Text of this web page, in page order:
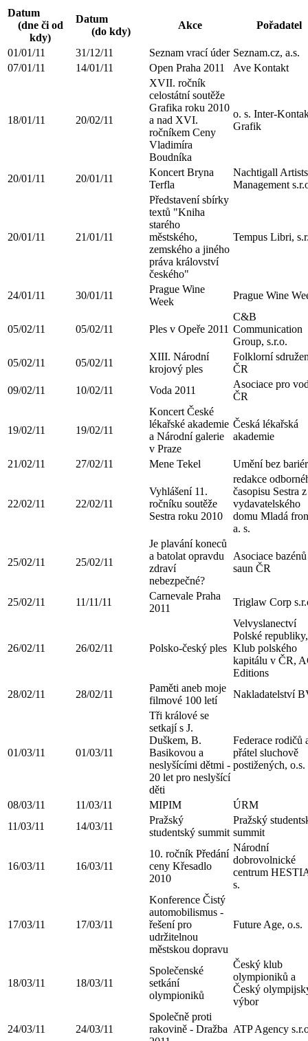
Datum
(dne či od
kdy)
Datum
(do kdy)
Akce Pořadatel
01/01/11 31/12/11 Seznam vrací úder Seznam.cz, a.s.
07/01/11
14/01/11 Open Praha 2011 Ave Kontakt
18/01/11 20/02/11
XVII. ročník
celostátní soutěže
Grafika roku 2010
a nad XVI.
ročníkem Ceny
Vladimíra
Boudníka
o. s. Inter-
Grafik
20/01/11 20/01/11
Koncert Bryna
Terfla
Nachtigall Artists
Management
20/01/11 21/01/11
Představení sbírky
textů "Kniha
starého
městského,
zemského a jiného
práva království
českého"
Tempus Libri,
24/01/11 30/01/11
Prague Wine
Week
Prague Wine
05/02/11 05/02/11 Ples v Opeře 2011
C&B
Communication
Group, s.r.o.
05/02/11
05/02/11
XIII. Národní
krojový ples
Folklorní
ČR
09/02/11
10/02/11 Voda 2011
Asociace pro
ČR
19/02/11 19/02/11
Koncert České
lékařské akademie
a Národní galerie
v Praze
Česká lékařská
akademie
21/02/11 27/02/11 Mene Tekel Umění bez bariér
22/02/11 22/02/11
Vyhlášení 11.
ročníku soutěže
Sestra roku 2010
redakce
časopisu Sestra z
vydavatelského
domu Mladá
a. s.
25/02/11 25/02/11
Je plavání koneců
a batolat opravdu
zdraví
nebezpečné?
Asociace
saun ČR
25/02/11 11/11/11
Carnevale Praha
2011
Triglaw Corp
26/02/11 26/02/11 Polsko-český ples
Velvyslanectví
Polské republiky,
Klub polského
kapitálu v ČR,
Editions
28/02/11
28/02/11
Paměti aneb moje
filmové 100 letí
Nakladatelství
01/03/11 01/03/11
Tři králové se
setkají s J.
Duškem, B.
Basikovou a
neslyšícími dětmi -
20 let pro neslyšící
děti
Federace rodičů
přátel sluchově
postižených, o.s.
08/03/11 11/03/11 MIPIM
ÚRM
11/03/11
14/03/11
Pražský
studentský summit
Pražský
summit
16/03/11 16/03/11
10. ročník Předání
ceny Křesadlo
2010
Národní
dobrovolnické
centrum
s.
17/03/11 17/03/11
Konference Čistý
automobilismus -
řešení pro
udržitelnou
městskou dopravu
Future Age, o.s.
18/03/11 18/03/11
Společenské
setkání
olympioniků
Český klub
olympioniků a
Český
výbor
24/03/11 24/03/11
Společně proti
rakovině - Dražba ATP Agency